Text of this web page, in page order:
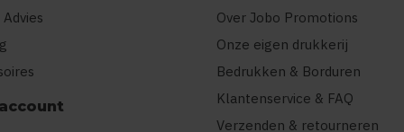
Over Jobo Promotions
Onze eigen drukkerij
Bedrukken & Borduren
Klantenservice & FAQ
Verzenden & retourneren